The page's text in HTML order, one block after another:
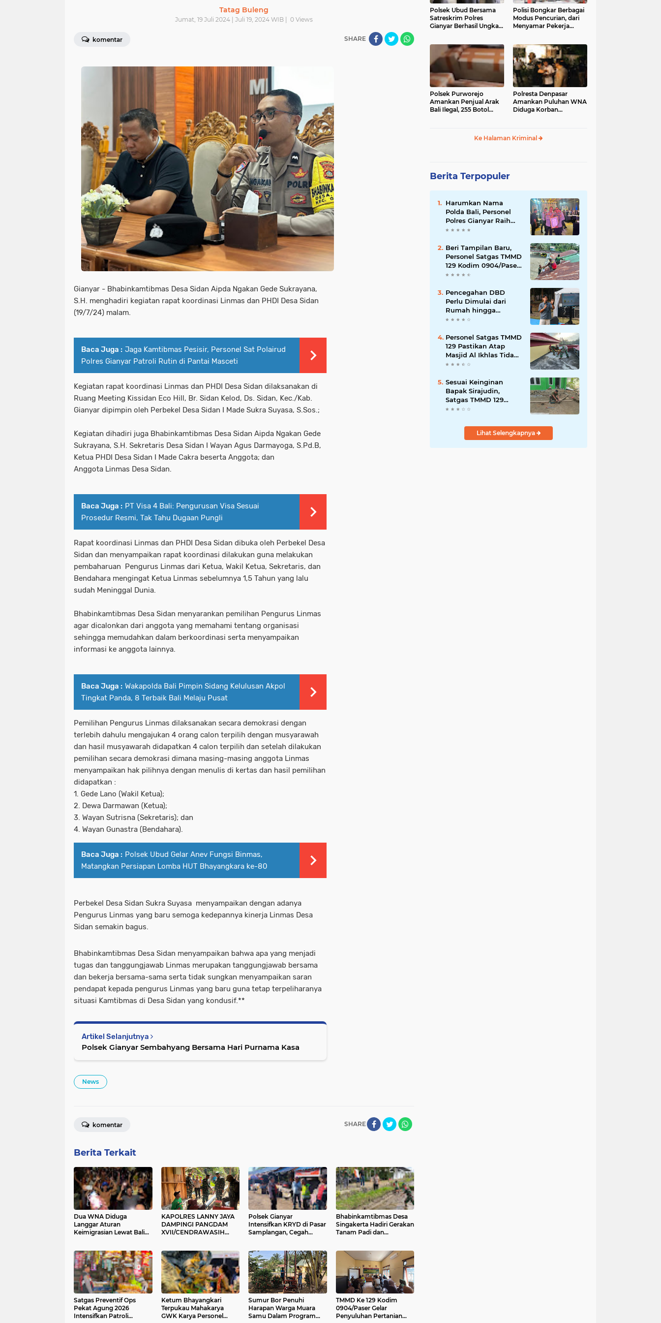
Tatag Buleng
Jumat, 19 Juli 2024 | Juli 19, 2024 WIB | 0 Views
komentar SHARE
Gianyar - Bhabinkamtibmas Desa Sidan Aipda Ngakan Gede Sukrayana,
S.H. menghadiri kegiatan rapat koordinasi Linmas dan PHDI Desa Sidan
(19/7/24) malam.
Baca Juga : Jaga Kamtibmas Pesisir, Personel Sat Polairud
Polres Gianyar Patroli Rutin di Pantai Masceti
Kegiatan rapat koordinasi Linmas dan PHDI Desa Sidan dilaksanakan di
Ruang Meeting Kissidan Eco Hill, Br. Sidan Kelod, Ds. Sidan, Kec./Kab.
Gianyar dipimpin oleh Perbekel Desa Sidan I Made Sukra Suyasa, S.Sos.;
Kegiatan dihadiri juga Bhabinkamtibmas Desa Sidan Aipda Ngakan Gede
Sukrayana, S.H. Sekretaris Desa Sidan I Wayan Agus Darmayoga, S.Pd.B,
Ketua PHDI Desa Sidan I Made Cakra beserta Anggota; dan
Anggota Linmas Desa Sidan.
Baca Juga : PT Visa 4 Bali: Pengurusan Visa Sesuai
Prosedur Resmi, Tak Tahu Dugaan Pungli
Rapat koordinasi Linmas dan PHDI Desa Sidan dibuka oleh Perbekel Desa
Sidan dan menyampaikan rapat koordinasi dilakukan guna melakukan
pembaharuan Pengurus Linmas dari Ketua, Wakil Ketua, Sekretaris, dan
Bendahara mengingat Ketua Linmas sebelumnya 1,5 Tahun yang lalu
sudah Meninggal Dunia.
Bhabinkamtibmas Desa Sidan menyarankan pemilihan Pengurus Linmas
agar dicalonkan dari anggota yang memahami tentang organisasi
sehingga memudahkan dalam berkoordinasi serta menyampaikan
informasi ke anggota lainnya.
Baca Juga : Wakapolda Bali Pimpin Sidang Kelulusan Akpol
Tingkat Panda, 8 Terbaik Bali Melaju Pusat
Pemilihan Pengurus Linmas dilaksanakan secara demokrasi dengan
terlebih dahulu mengajukan 4 orang calon terpilih dengan musyarawah
dan hasil musyawarah didapatkan 4 calon terpilih dan setelah dilakukan
pemilihan secara demokrasi dimana masing-masing anggota Linmas
menyampaikan hak pilihnya dengan menulis di kertas dan hasil pemilihan
didapatkan :
1. Gede Lano (Wakil Ketua);
2. Dewa Darmawan (Ketua);
3. Wayan Sutrisna (Sekretaris); dan
4. Wayan Gunastra (Bendahara).
Baca Juga : Polsek Ubud Gelar Anev Fungsi Binmas,
Matangkan Persiapan Lomba HUT Bhayangkara ke-80
Perbekel Desa Sidan Sukra Suyasa menyampaikan dengan adanya
Pengurus Linmas yang baru semoga kedepannya kinerja Linmas Desa
Sidan semakin bagus.
Bhabinkamtibmas Desa Sidan menyampaikan bahwa apa yang menjadi
tugas dan tanggungjawab Linmas merupakan tanggungjawab bersama
dan bekerja bersama-sama serta tidak sungkan menyampaikan saran
pendapat kepada pengurus Linmas yang baru guna tetap terpeliharanya
situasi Kamtibmas di Desa Sidan yang kondusif.**
Artikel Selanjutnya
Polsek Gianyar Sembahyang Bersama Hari Purnama Kasa
News
SHARE
komentar
Berita Terkait
Dua WNA Diduga
Langgar Aturan
Keimigrasian Lewat Bali
KAPOLRES LANNY JAYA
DAMPINGI PANGDAM
XVII/CENDRAWASIH
JAYA, BANGUN PLTMH
HINGGA RTLH
Polsek Gianyar
Intensifkan KRYD di Pasar
Samplangan, Cegah
Bhabinkamtibmas Desa
Singakerta Hadiri Gerakan
Tanam Padi dan
Satgas Preventif Ops
Pekat Agung 2026
Intensifkan Patroli
Ketum Bhayangkari
Terpukau Mahakarya
GWK Karya Personel
Sumur Bor Penuhi
Harapan Warga Muara
Samu Dalam Program
TMMD Ke 129 Kodim
0904/Paser Gelar
Penyuluhan Pertanian
Polsek Ubud Bersama
Satreskrim Polres
Gianyar Berhasil Ungkap
Polisi Bongkar Berbagai
Modus Pencurian, dari
Menyamar Pekerja
Polsek Purworejo
Amankan Penjual Arak
Bali Ilegal, 255 Botol
Polresta Denpasar
Amankan Puluhan WNA
Diduga Korban
Ke Halaman Kriminal
Berita Terpopuler
Harumkan Nama
Polda Bali, Personel
Polres Gianyar Raih
Penghargaan
Beri Tampilan Baru,
Personel Satgas TMMD
129 Kodim 0904/Paser
Cat Atap Rumah
Pencegahan DBD
Perlu Dimulai dari
Rumah hingga
Lingkungan Sekolah
Personel Satgas TMMD
129 Pastikan Atap
Masjid Al Ikhlas Tidak
Bocor Lagi
Sesuai Keinginan
Bapak Sirajudin,
Satgas TMMD 129
Ubah Tampilan
Lihat Selengkapnya